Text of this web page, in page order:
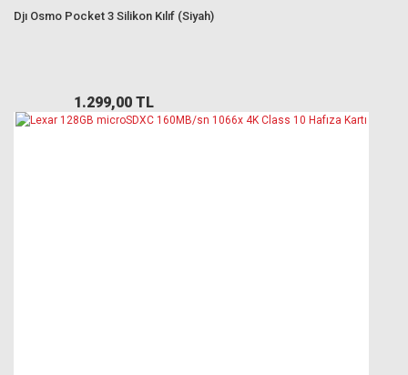
Djı Osmo Pocket 3 Silikon Kılıf (Siyah)
1.299,00 TL